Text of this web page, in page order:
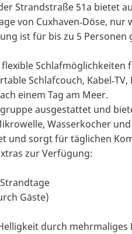
Strandstraße 51a bietet
von Cuxhaven‑Döse, nur
ist für bis zu 5 Personen
Schlafmöglichkeiten
Schlafcouch, Kabel‑TV,
einem Tag am Meer.
ausgestattet und
Wasserkocher
und sorgt für täglichen
zur Verfügung:
Gäste)
durch mehrmaliges